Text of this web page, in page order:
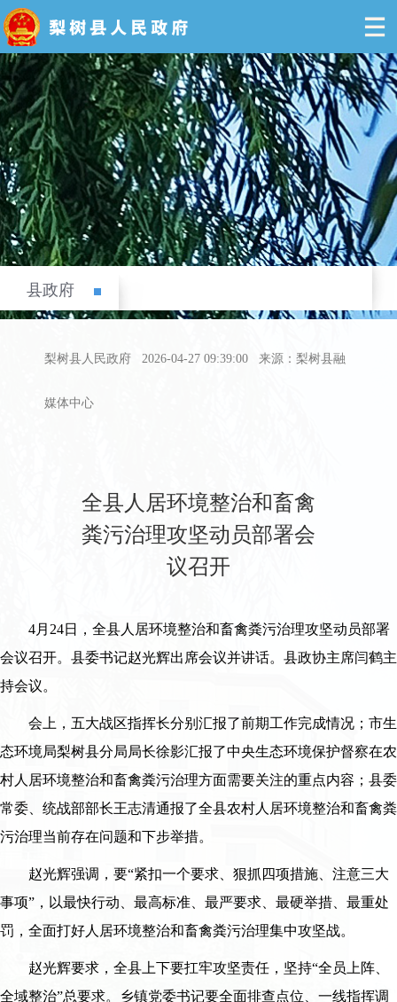
县政府
县政府>重要会议
梨树县人民政府 2026-04-27 09:39:00 来源：梨树县融
媒体中心
全县人居环境整治和畜禽
粪污治理攻坚动员部署会
议召开
4月24日，全县人居环境整治和畜禽粪污治理攻坚动员部署
会议召开。县委书记赵光辉出席会议并讲话。县政协主席闫鹤主
持会议。
会上，五大战区指挥长分别汇报了前期工作完成情况；市生
态环境局梨树县分局局长徐影汇报了中央生态环境保护督察在农
村人居环境整治和畜禽粪污治理方面需要关注的重点内容；县委
常委、统战部部长王志清通报了全县农村人居环境整治和畜禽粪
污治理当前存在问题和下步举措。
赵光辉强调，要“紧扣一个要求、狠抓四项措施、注意三大
事项”，以最快行动、最高标准、最严要求、最硬举措、最重处
罚，全面打好人居环境整治和畜禽粪污治理集中攻坚战。
赵光辉要求，全县上下要扛牢攻坚责任，坚持“全员上阵、
全域整治”总要求。乡镇党委书记要全面排查点位、一线指挥调